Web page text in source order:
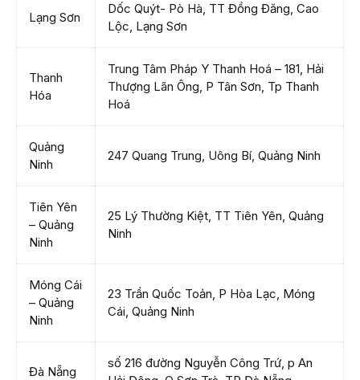
Lạng Sơn
Dốc Quýt- Pò Hà, TT Đồng Đăng, Cao
Lộc, Lạng Sơn
Thanh
Hóa
Trung Tâm Pháp Y Thanh Hoá – 181, Hải
Thượng Lãn Ông, P Tân Sơn, Tp Thanh
Hoá
Quảng
Ninh
247 Quang Trung, Uông Bí, Quảng Ninh
Tiên Yên
– Quảng
Ninh
25 Lý Thường Kiệt, TT Tiên Yên, Quảng
Ninh
Móng Cái
– Quảng
Ninh
23 Trần Quốc Toản, P Hòa Lạc, Móng
Cái, Quảng Ninh
Đà Nẵng
số 216 đường Nguyễn Công Trứ, p An